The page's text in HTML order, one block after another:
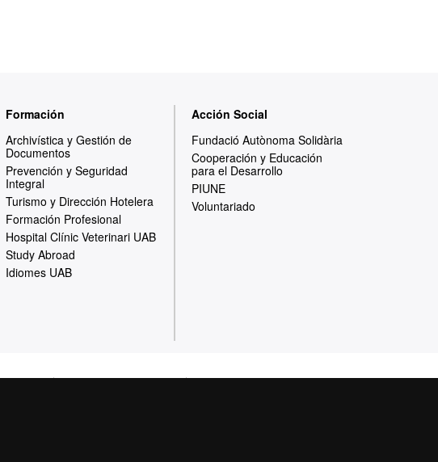
Formación
Archivística y Gestión de
Documentos
Prevención y Seguridad
Integral
Turismo y Dirección Hotelera
Formación Profesional
Hospital Clínic Veterinari UAB
Study Abroad
Idiomes UAB
Acción Social
Fundació Autònoma Solidària
Cooperación y Educación
para el Desarrollo
PIUNE
Voluntariado